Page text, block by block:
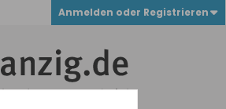
Anmelden oder Registrieren